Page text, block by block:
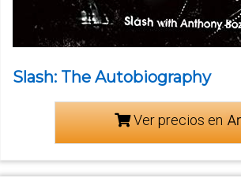
Slash: The Autobiography
Ver precios en